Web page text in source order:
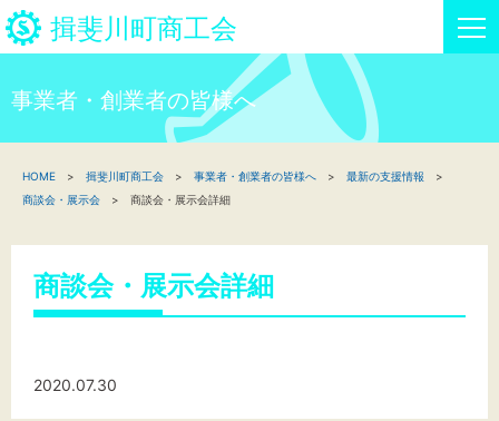
揖斐川町商工会
新着情報
関係機関の方へ
事業者・創業者の皆様へ
HOME 揖斐川町商工会 事業者・創業者の皆様へ
最新の支援情報
商談会・展示会
商談会・展示会詳細
商談会・展示会詳細
2020.07.30